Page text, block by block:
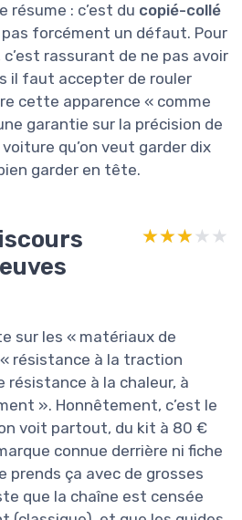
résume : c’est du copié-collé
pas forcément un défaut. Pour
rassurant de ne pas avoir
il faut accepter de rouler
cette apparence « comme
garantie sur la précision de
qu’on veut garder dix
garder en tête.
★★★★★
★★★★★
sur les « matériaux de
résistance à la traction
résistance à la chaleur, à
». Honnêtement, c’est le
voit partout, du kit à 80 €
connue derrière ni fiche
prends ça avec de grosses
que la chaîne est censée